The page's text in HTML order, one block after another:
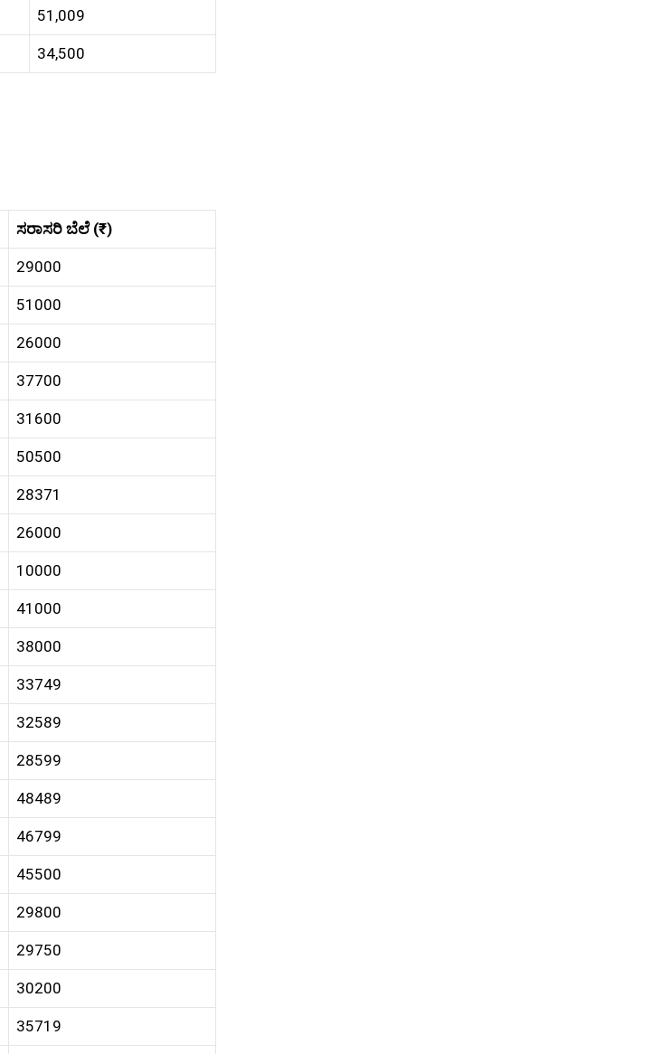
51,009
34,500
ಸರಾಸರಿ ಬೆಲೆ (₹)
29000
51000
26000
37700
31600
50500
28371
26000
10000
41000
38000
33749
32589
28599
48489
46799
45500
29800
29750
30200
35719